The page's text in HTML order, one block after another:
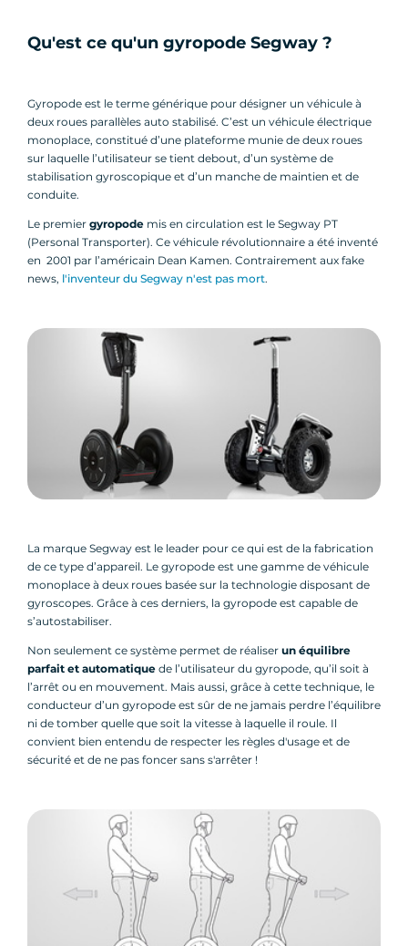
Qu'est ce qu'un gyropode Segway ?
Gyropode est le terme générique pour désigner un véhicule à
deux roues parallèles auto stabilisé. C’est un véhicule électrique
monoplace, constitué d’une plateforme munie de deux roues
sur laquelle l’utilisateur se tient debout, d’un système de
stabilisation gyroscopique et d’un manche de maintien et de
conduite.
Le premier gyropode mis en circulation est le Segway PT
(Personal Transporter). Ce véhicule révolutionnaire a été inventé
en 2001 par l’américain Dean Kamen. Contrairement aux fake
news, l'inventeur du Segway n'est pas mort.
La marque Segway est le leader pour ce qui est de la fabrication
de ce type d’appareil. Le gyropode est une gamme de véhicule
monoplace à deux roues basée sur la technologie disposant de
gyroscopes. Grâce à ces derniers, la gyropode est capable de
s’autostabiliser.
Non seulement ce système permet de réaliser un équilibre
parfait et automatique de l’utilisateur du gyropode, qu’il soit à
l’arrêt ou en mouvement. Mais aussi, grâce à cette technique, le
conducteur d’un gyropode est sûr de ne jamais perdre l’équilibre
ni de tomber quelle que soit la vitesse à laquelle il roule. Il
convient bien entendu de respecter les règles d'usage et de
sécurité et de ne pas foncer sans s'arrêter !